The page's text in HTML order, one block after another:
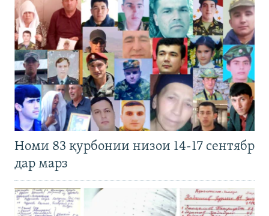
Номи 83 қурбонии низои 14-17 сентябр
дар марз